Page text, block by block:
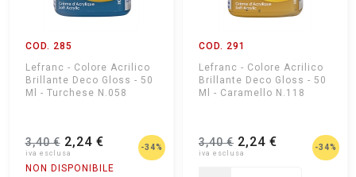
COD. 285
Lefranc - Colore Acrilico
Brillante Deco Gloss - 50
Ml - Turchese N.058
3,40 €2,24 € -34%
NON DISPONIBILE
COD. 291
Lefranc - Colore Acrilico
Brillante Deco Gloss - 50
Ml - Caramello N.118
3,40 € 2,24 € -34%